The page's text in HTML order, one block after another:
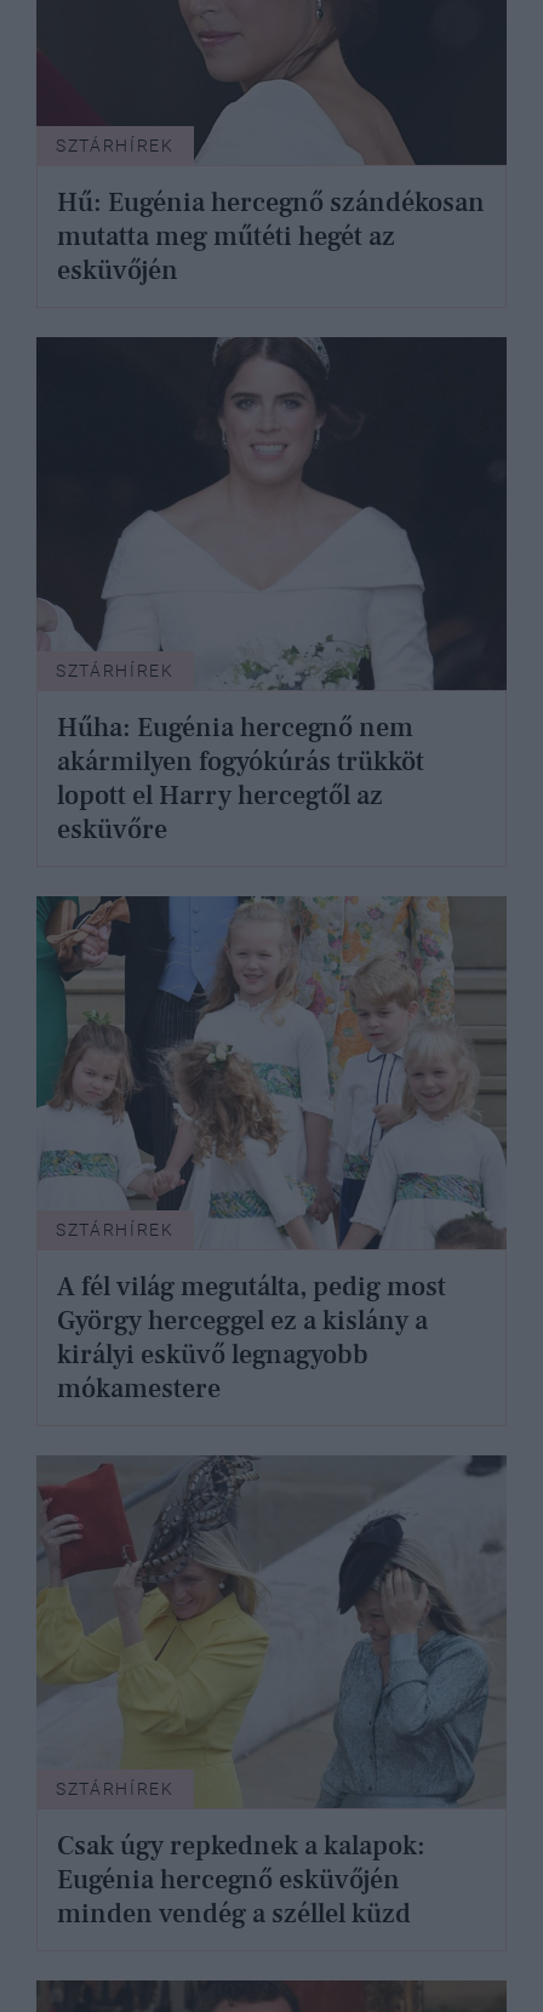
SZTÁRHÍREK
Hű: Eugénia hercegnő szándékosan
mutatta meg műtéti hegét az
esküvőjén
SZTÁRHÍREK
Hűha: Eugénia hercegnő nem
akármilyen fogyókúrás trükköt
lopott el Harry hercegtől az
esküvőre
SZTÁRHÍREK
A fél világ megutálta, pedig most
György herceggel ez a kislány a
királyi esküvő legnagyobb
mókamestere
SZTÁRHÍREK
Csak úgy repkednek a kalapok:
Eugénia hercegnő esküvőjén
minden vendég a széllel küzd